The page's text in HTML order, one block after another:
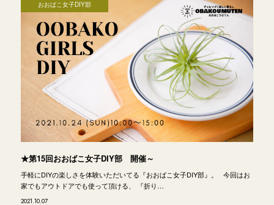
おおばこ女子DIY部
★第15回おおばこ女子DIY部 開催～
手軽にDIYの楽しさを体験いただいてる『おおばこ女子DIY部』。 今回はお
家でもアウトドアでも使って頂ける、 『折り…
2021.10.07